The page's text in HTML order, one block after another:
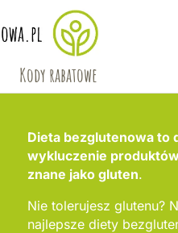
Kody rabatowe
Dieta bezglutenowa to
wykluczenie
znane jako gluten.
Nie tolerujesz glutenu?
najlepsze diety